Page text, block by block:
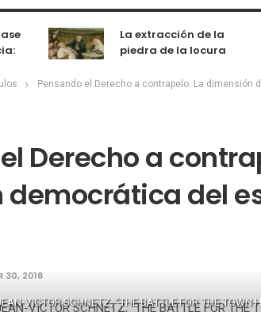
La extracción de la
piedra de la locura
Pensando el Derecho a contrapelo. La dimensión
Derecho a
del
30, 2018
VICTOR SCHNETZ, “THE BATTLE FOR THE TOWN